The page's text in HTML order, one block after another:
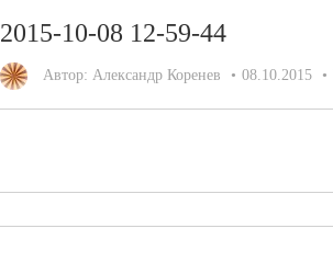
2015-10-08 12-59-44
Автор: Александр Коренев 08.10.2015